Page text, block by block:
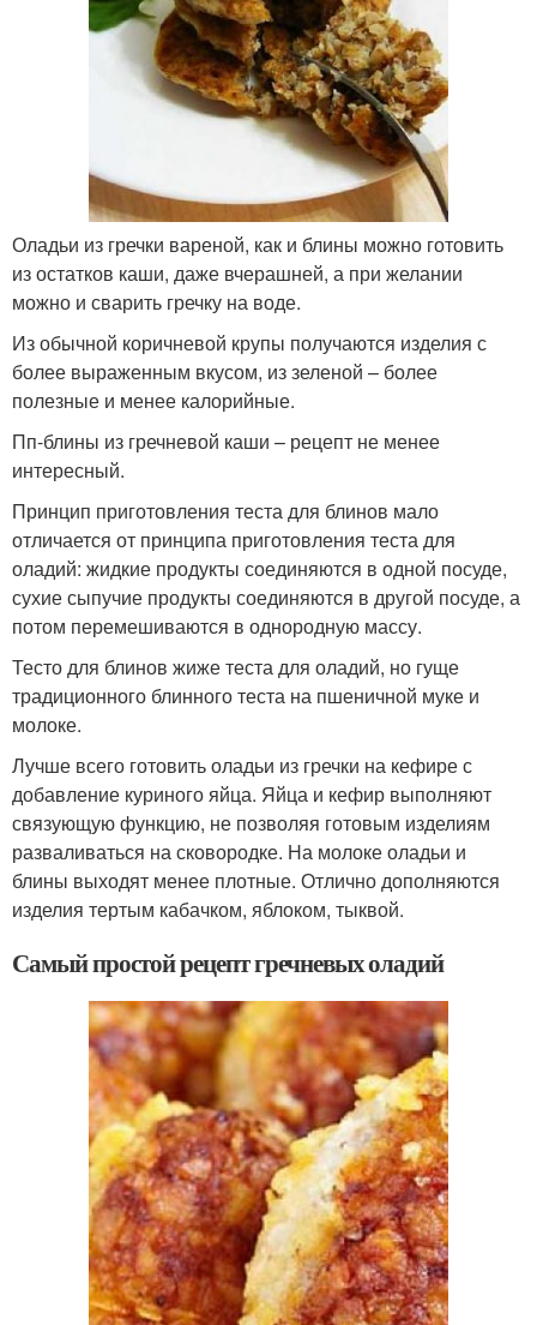
Оладьи из гречки вареной, как и блины можно готовить
из остатков каши, даже вчерашней, а при желании
можно и сварить гречку на воде.
Из обычной коричневой крупы получаются изделия с
более выраженным вкусом, из зеленой – более
полезные и менее калорийные.
Пп-блины из гречневой каши – рецепт не менее
интересный.
Принцип приготовления теста для блинов мало
отличается от принципа приготовления теста для
оладий: жидкие продукты соединяются в одной посуде,
сухие сыпучие продукты соединяются в другой посуде, а
потом перемешиваются в однородную массу.
Тесто для блинов жиже теста для оладий, но гуще
традиционного блинного теста на пшеничной муке и
молоке.
Лучше всего готовить оладьи из гречки на кефире с
добавление куриного яйца. Яйца и кефир выполняют
связующую функцию, не позволяя готовым изделиям
разваливаться на сковородке. На молоке оладьи и
блины выходят менее плотные. Отлично дополняются
изделия тертым кабачком, яблоком, тыквой.
Самый простой рецепт гречневых оладий